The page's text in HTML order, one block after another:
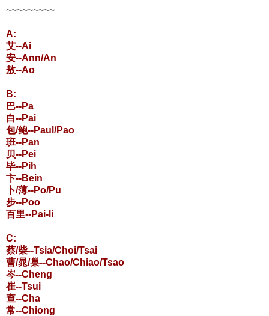
~~~~~~~~~
A:
艾--Ai
安--Ann/An
敖--Ao
B:
巴--Pa
白--Pai
包/鲍--Paul/Pao
班--Pan
贝--Pei
毕--Pih
卞--Bein
卜/薄--Po/Pu
步--Poo
百里--Pai-li
C:
蔡/柴--Tsia/Choi/Tsai
曹/晁/巢--Chao/Chiao/Tsao
岑--Cheng
崔--Tsui
查--Cha
常--Chiong